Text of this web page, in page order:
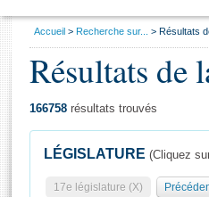
Général
Vous
Accueil Recherche sur... Résultats
Résultats de
166758 résultats trouvés
LÉGISLATURE (Cliquez
17e législature (X)